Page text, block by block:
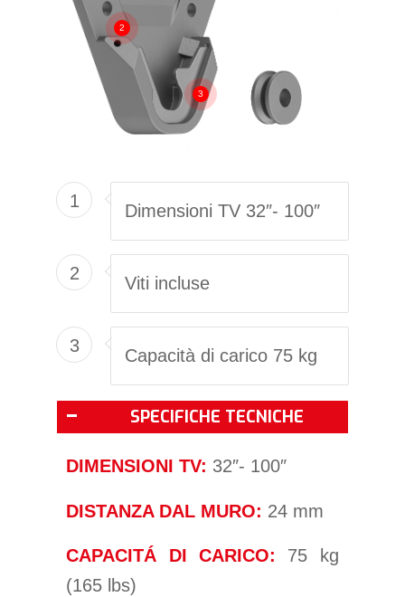
2
3
1 Dimensioni TV 32″- 100″
2 Viti incluse
3 Capacità di carico 75 kg
SPECIFICHE TECNICHE
DIMENSIONI TV: 32″- 100″
DISTANZA DAL MURO: 24 mm
CAPACITÁ DI CARICO: 75 kg
(165 lbs)